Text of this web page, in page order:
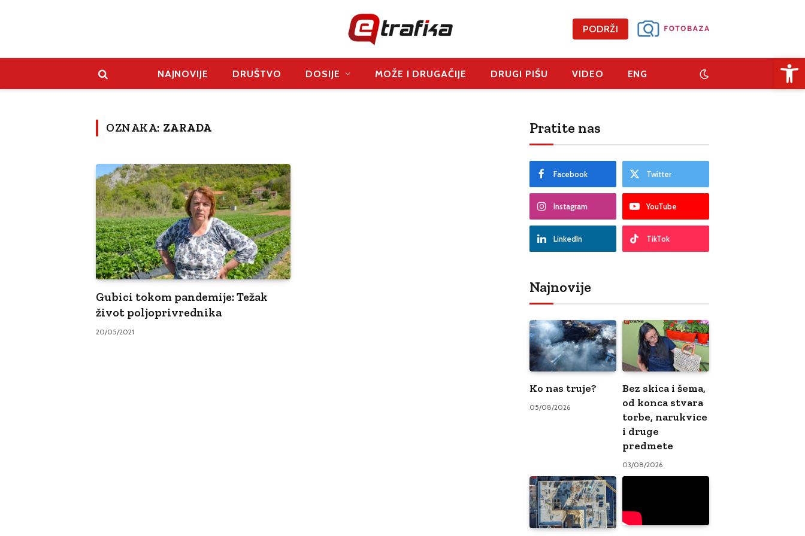
PODRŽI
NAJNOVIJE DRUŠTVO DOSIJE MOŽE I DRUGAČIJE DRUGI PIŠU VIDEO ENG
OZNAKA: ZARADA
Gubici tokom pandemije: Težak
život poljoprivrednika
20/05/2021
Pratite nas
Facebook Twitter
Instagram YouTube
LinkedIn TikTok
Najnovije
Ko nas truje?
05/08/2026
Bez skica i šema,
od konca stvara
torbe, narukvice
i druge
predmete
03/08/2026